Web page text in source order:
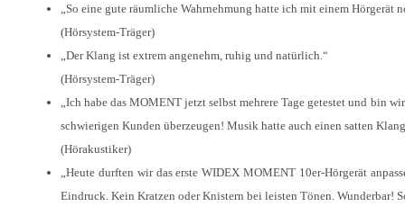
„So eine gute räumliche Wahrnehmung hatte ich mit einem Hörgerät
(Hörsystem-Träger)
„Der Klang ist extrem angenehm, ruhig und natürlich.“
(Hörsystem-Träger)
„Ich habe das MOMENT jetzt selbst mehrere Tage getestet und bin
schwierigen Kunden überzeugen! Musik hatte auch einen satten
(Hörakustiker)
„Heute durften wir das erste WIDEX MOMENT 10er-Hörgerät
Eindruck. Kein Kratzen oder Knistern bei leisten Tönen. Wunderbar!